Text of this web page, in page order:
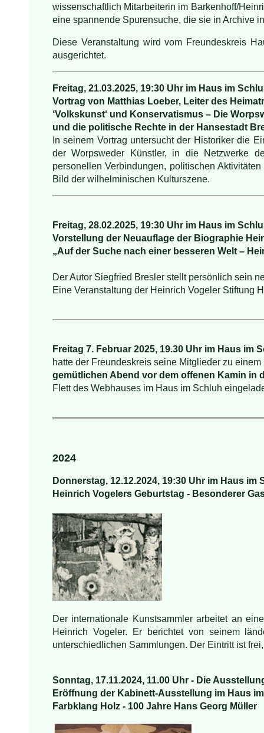
wissenschaftlich Mitarbeiterin im Barkenhoff/
eine spannende Spurensuche, die sie in Archive
Diese Veranstaltung wird vom Freundeskreis
ausgerichtet.
Freitag, 21.03.2025, 19:30 Uhr im Haus im
Vortrag von Matthias Loeber, Leiter des
‘Volkskunst‘ und Konservatismus – Die
und die politische Rechte in der Hansestadt
In seinem Vortrag untersucht der Historiker die
der Worpsweder Künstler, in die Netzwerke
personellen Verbindungen, politischen
Bild der wilhelminischen Kulturszene.
Freitag, 28.02.2025, 19:30 Uhr im Haus im
Vorstellung der Neuauflage der Biographie
„Auf der Suche nach einer besseren Welt –
Der Autor Siegfried Bresler stellt persönlich sein
Eine Veranstaltung der Heinrich Vogeler Stiftung
Freitag 7. Februar 2025, 19.30 Uhr im Haus im
hatte der Freundeskreis seine Mitglieder zu einem
gemütlichen Abend vor dem offenen Kamin in
Flett des Webhauses im Haus im Schluh
2024
Donnerstag, 12.12.2024, 19:30 Uhr im Haus im
Heinrich Vogelers Geburtstag - Besonderer
Der internationale Kunstsammler arbeitet an
Heinrich Vogeler. Er berichtet von seinem
unterschiedlichen Sammlungen. Der Eintritt ist
Sonntag, 17.11.2024, 11.00 Uhr - Die
Eröffnung der Kabinett-Ausstellung im Haus
Farbklang Holz - 100 Jahre Hans Georg Müller